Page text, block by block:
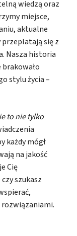
wiedzą oraz
miejsce,
aktualne
się z
Nasza historia
stylu życia –
to nie tylko
każdy mógł
na jakość
Cię
szukasz